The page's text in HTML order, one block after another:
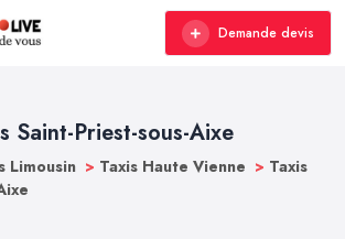
Demande devis
Saint-Priest-sous-Aixe
Limousin > Taxis Haute Vienne > Taxis